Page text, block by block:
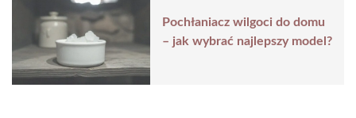
Pochłaniacz wilgoci do domu
– jak wybrać najlepszy model?